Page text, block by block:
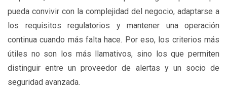
pueda convivir con la complejidad del negocio, adaptarse a
los requisitos regulatorios y mantener una operación
continua cuando más falta hace. Por eso, los criterios más
útiles no son los más llamativos, sino los que permiten
distinguir entre un proveedor de alertas y un socio de
seguridad avanzada.